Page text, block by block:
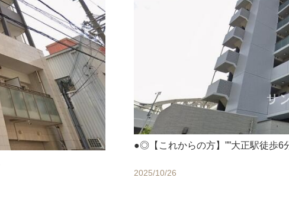
●◎【これからの方】””大正駅徒歩6
2025/10/26